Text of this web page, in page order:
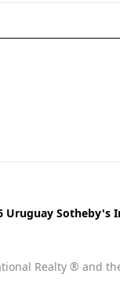
Uruguay Sotheby's
Realty ® and